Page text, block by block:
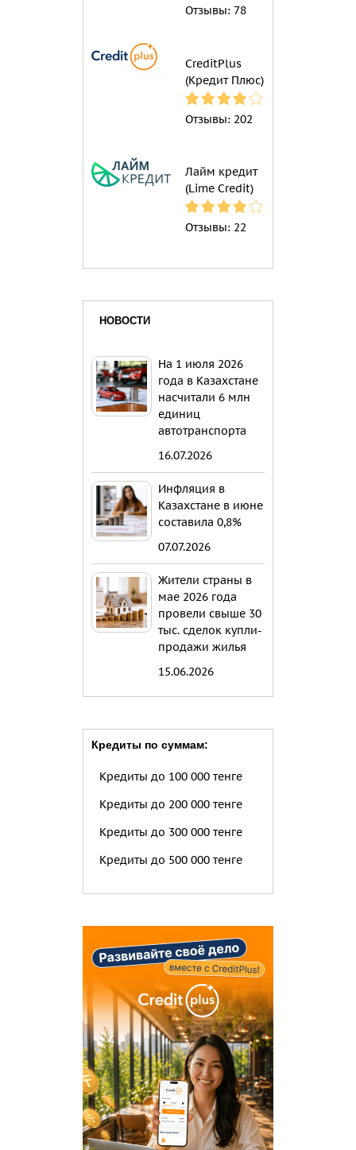
Отзывы: 78
CreditPlus
(Кредит Плюс)
Отзывы: 202
Лайм кредит
(Lime Credit)
Отзывы: 22
НОВОСТИ
На 1 июля 2026
года в Казахстане
насчитали 6 млн
единиц
автотранспорта
16.07.2026
Инфляция в
Казахстане в июне
составила 0,8%
07.07.2026
Жители страны в
мае 2026 года
провели свыше 30
тыс. сделок купли-
продажи жилья
15.06.2026
Кредиты по суммам:
Кредиты до 100 000 тенге
Кредиты до 200 000 тенге
Кредиты до 300 000 тенге
Кредиты до 500 000 тенге